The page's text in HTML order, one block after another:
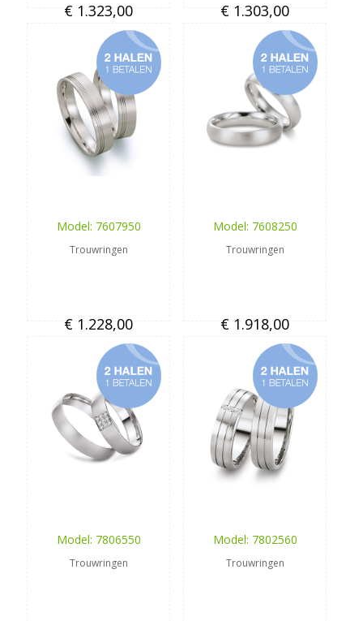
€ 1.323,00 € 1.303,00
Model: 7607950
Trouwringen
€ 1.228,00
Model: 7608250
Trouwringen
€ 1.918,00
Model: 7806550
Trouwringen
Model: 7802560
Trouwringen